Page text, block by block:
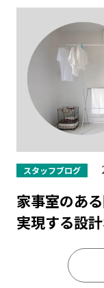
スタッフブログ
家事室のあ
実現する設